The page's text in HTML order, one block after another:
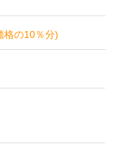
格の10％分)